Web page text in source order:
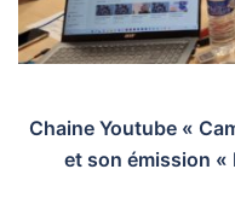
Chaine Youtube «
et son émission «